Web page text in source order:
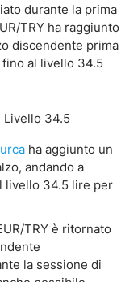
durante la prima
TRY ha raggiunto
discendente prima
al livello 34.5
ha aggiunto un
andando a
livello 34.5 lire per
TRY è ritornato
la sessione di